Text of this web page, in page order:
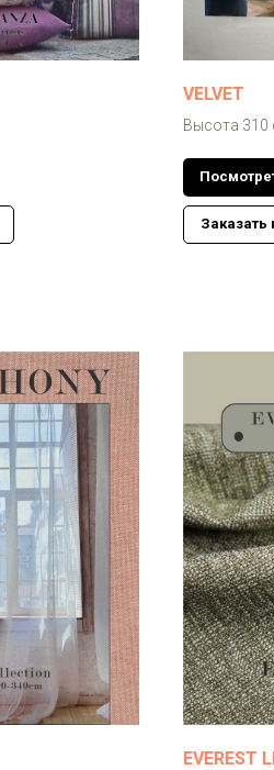
VELVET
Высота 310
Заказать
EVEREST